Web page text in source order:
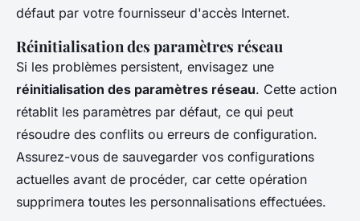
défaut par votre fournisseur d'accès Internet.
Réinitialisation des paramètres réseau
Si les problèmes persistent, envisagez une
réinitialisation des paramètres réseau. Cette action
rétablit les paramètres par défaut, ce qui peut
résoudre des conflits ou erreurs de configuration.
Assurez-vous de sauvegarder vos configurations
actuelles avant de procéder, car cette opération
supprimera toutes les personnalisations effectuées.